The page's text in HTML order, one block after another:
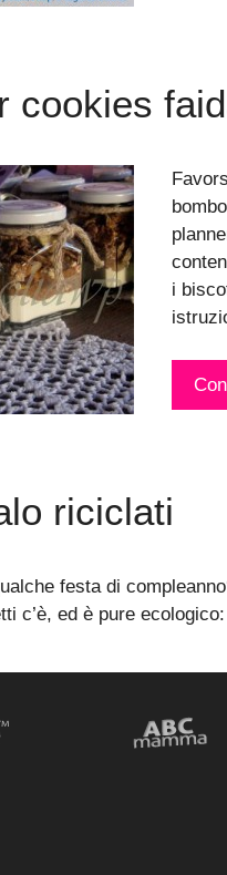
cookies
i
riciclati
festa di
c’è, ed è pure